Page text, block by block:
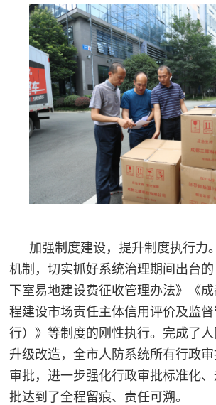
加强制度建设，提升制度执行力
机制，切实抓好系统治理期间出台
下室易地建设费征收管理办法》《
程建设市场责任主体信用评价及监
行）》等制度的刚性执行。完成了
升级改造，全市人防系统所有行政
审批，进一步强化行政审批标准化
批达到了全程留痕、责任可溯。